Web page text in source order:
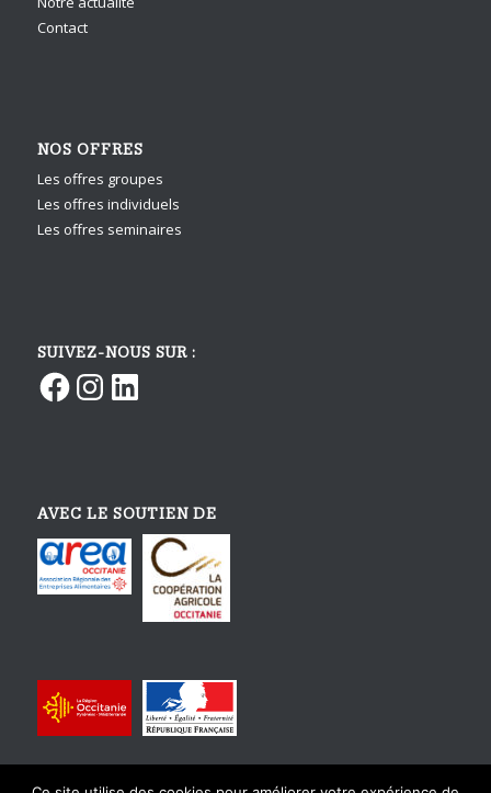
Contact
NOS OFFRES
Les offres groupes
Les offres individuels
Les offres seminaires
SUIVEZ-NOUS SUR :
FacebookInstagram
LinkedIn
AVEC LE SOUTIEN DE